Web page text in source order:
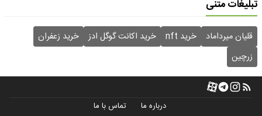
تبلیغات متنی
قلیان میرداماد خرید nft خرید اکانت گوگل ادز
خرید زعفران
زرچین
درباره ما تماس با ما